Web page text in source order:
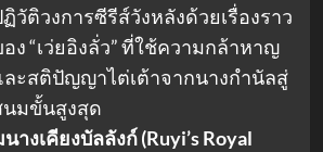
วัติวงการซีรีส์วังหลังด้วยเรื่องราว
ง “เว่ยอิงลั่ว” ที่ใช้ความกล้าหาญ
ละสติปัญญาไต่เต้าจากนางกำนัลสู่
นมขั้นสูงสุด
างเคียงบัลลังก์ (Ruyi’s Royal